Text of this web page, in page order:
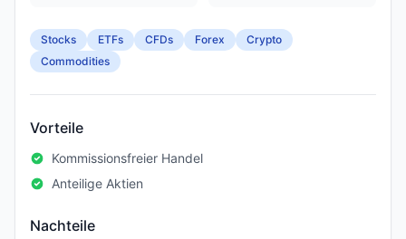
Stocks ETFs CFDs Forex
Crypto
Commodities
Vorteile
Kommissionsfreier Handel
Anteilige Aktien
Nachteile